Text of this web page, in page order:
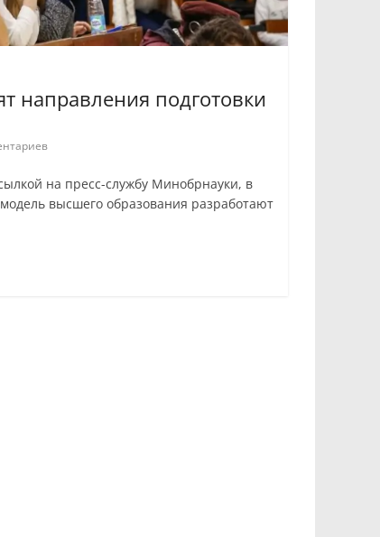
направления подготовки
на пресс-службу Минобрнауки, в
высшего образования разработают